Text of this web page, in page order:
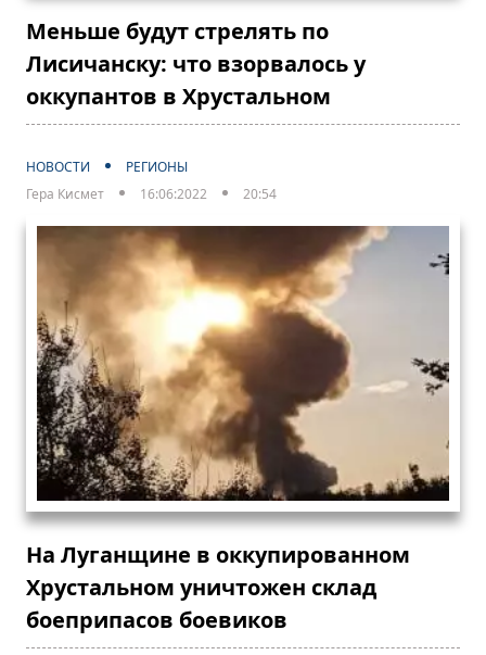
Меньше будут стрелять по
Лисичанску: что взорвалось у
оккупантов в Хрустальном
НОВОСТИ
РЕГИОНЫ
Гера Кисмет
16:06:2022 20:54
На Луганщине в оккупированном
Хрустальном уничтожен склад
боеприпасов боевиков